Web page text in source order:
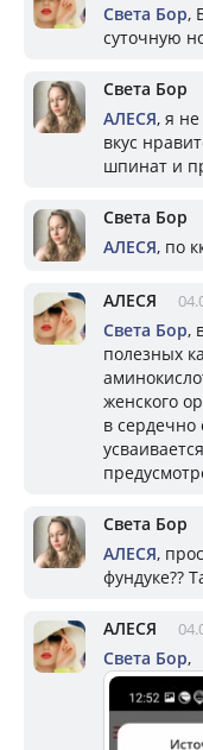
Света Бор,
суточную
Света Бор
АЛЕСЯ, я
вкус
шпинат и
Света Бор
АЛЕСЯ, по
АЛЕСЯ
Света Бор,
полезных
женского
в сердечно
Света Бор
АЛЕСЯ,
фундуке??
АЛЕСЯ
Света Бор,